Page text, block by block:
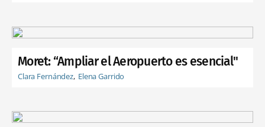
Moret: “Ampliar el Aeropuerto es esencial"
Clara Fernández Elena Garrido